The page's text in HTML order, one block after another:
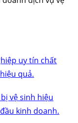
uy tín chất
quả.
vệ sinh hiệu
kinh doanh.